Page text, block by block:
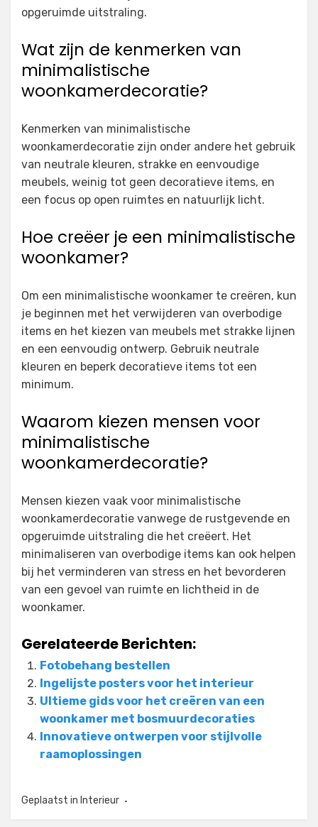
opgeruimde uitstraling.
Wat zijn de kenmerken van
minimalistische
woonkamerdecoratie?
Kenmerken van minimalistische
woonkamerdecoratie zijn onder andere het gebruik
van neutrale kleuren, strakke en eenvoudige
meubels, weinig tot geen decoratieve items, en
een focus op open ruimtes en natuurlijk licht.
Hoe creëer je een minimalistische
woonkamer?
Om een minimalistische woonkamer te creëren, kun
je beginnen met het verwijderen van overbodige
items en het kiezen van meubels met strakke lijnen
en een eenvoudig ontwerp. Gebruik neutrale
kleuren en beperk decoratieve items tot een
minimum.
Waarom kiezen mensen voor
minimalistische
woonkamerdecoratie?
Mensen kiezen vaak voor minimalistische
woonkamerdecoratie vanwege de rustgevende en
opgeruimde uitstraling die het creëert. Het
minimaliseren van overbodige items kan ook helpen
bij het verminderen van stress en het bevorderen
van een gevoel van ruimte en lichtheid in de
woonkamer.
Gerelateerde Berichten:
Fotobehang bestellen
Ingelijste posters voor het interieur
Ultieme gids voor het creëren van een
woonkamer met bosmuurdecoraties
Innovatieve ontwerpen voor stijlvolle
raamoplossingen
Geplaatst in Interieur